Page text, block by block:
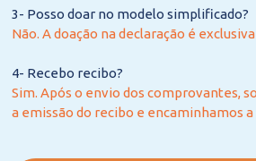
3- Posso doar no modelo simplificado?
Não. A doação na declaração é
4- Recebo recibo?
Sim. Após o envio dos comprovantes,
a emissão do recibo e encaminhamos a